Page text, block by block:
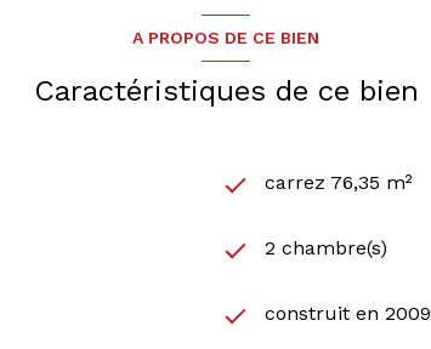
A PROPOS DE CE BIEN
Caractéristiques de ce bien
carrez 76,35 m²
2 chambre(s)
construit en 2009